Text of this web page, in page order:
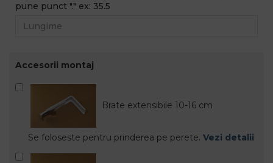
pune punct "." ex: 35.5
Accesorii montaj
Brate extensibile 10-16 cm
Se foloseste pentru prinderea pe perete. Vezi detalii